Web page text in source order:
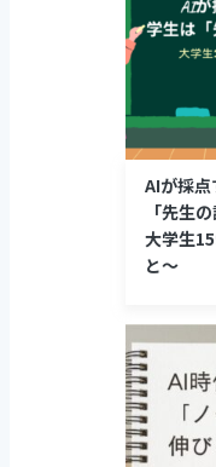
AIが採
「先生
大学生
と〜